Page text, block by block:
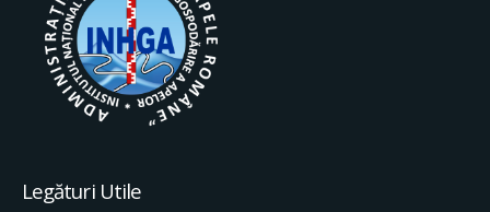
Legături Utile